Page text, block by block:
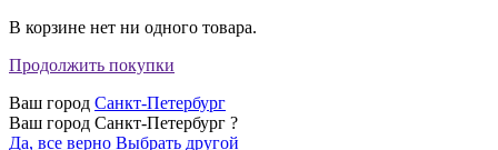
В корзине нет ни одного товара.
Продолжить покупки
Ваш город Санкт-Петербург
Ваш город Санкт-Петербург ?
Да, все верно Выбрать другой